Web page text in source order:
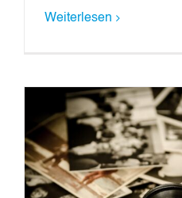
Weiterlesen